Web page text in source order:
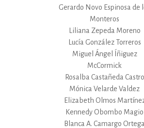
Gerardo Novo Espinosa de
Monteros
Liliana Zepeda Moreno
Lucía González Torreros
Miguel Ángel Íñiguez
McCormick
Rosalba Castañeda Castro
Mónica Velarde Valdez
Elizabeth Olmos
Kennedy Obombo Magio
Blanca A. Camargo Ortega